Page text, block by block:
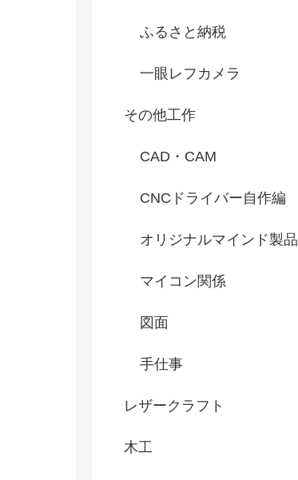
ふるさと納税
一眼レフカメラ
その他工作
CAD・CAM
CNCドライバー自作編
オリジナルマインド製品
マイコン関係
図面
手仕事
レザークラフト
木工